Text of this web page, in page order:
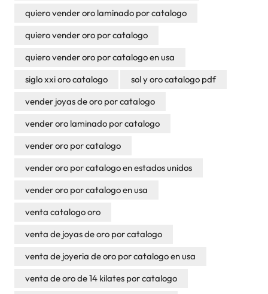
quiero vender oro laminado por catalogo
quiero vender oro por catalogo
quiero vender oro por catalogo en usa
siglo xxi oro catalogo
sol y oro catalogo pdf
vender joyas de oro por catalogo
vender oro laminado por catalogo
vender oro por catalogo
vender oro por catalogo en estados unidos
vender oro por catalogo en usa
venta catalogo oro
venta de joyas de oro por catalogo
venta de joyeria de oro por catalogo en usa
venta de oro de 14 kilates por catalogo